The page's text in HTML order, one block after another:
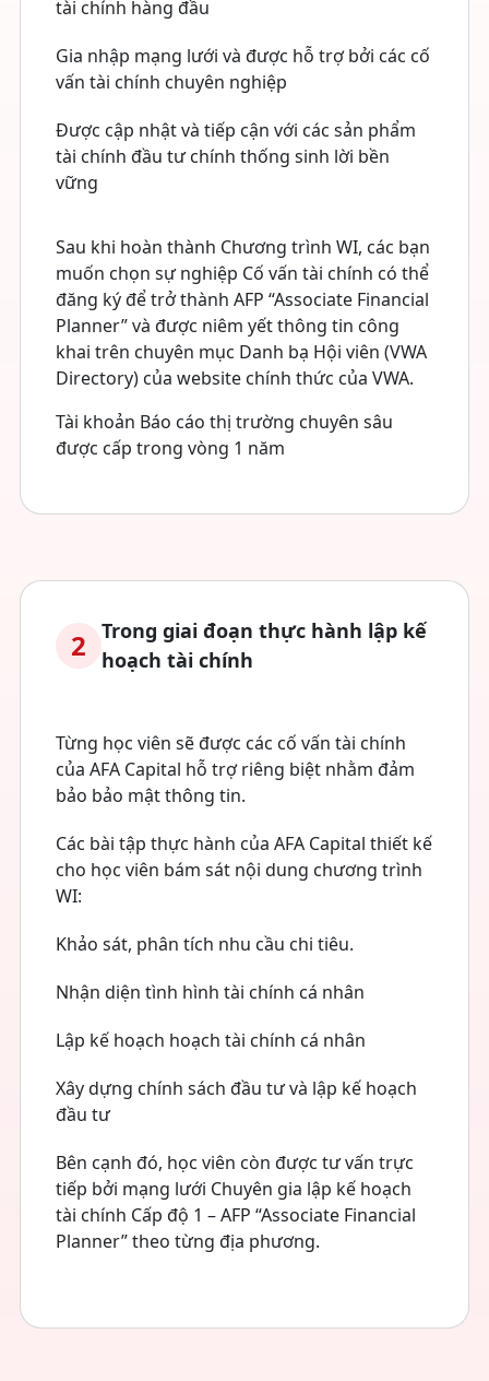
tài chính hàng đầu
Gia nhập mạng lưới và được hỗ trợ bởi các cố
vấn tài chính chuyên nghiệp
Được cập nhật và tiếp cận với các sản phẩm
tài chính đầu tư chính thống sinh lời bền
vững
Sau khi hoàn thành Chương trình WI, các bạn
muốn chọn sự nghiệp Cố vấn tài chính có thể
đăng ký để trở thành AFP “Associate Financial
Planner” và được niêm yết thông tin công
khai trên chuyên mục Danh bạ Hội viên (VWA
Directory) của website chính thức của VWA.
Tài khoản Báo cáo thị trường chuyên sâu
được cấp trong vòng 1 năm
2
Trong giai đoạn thực hành lập kế
hoạch tài chính
Từng học viên sẽ được các cố vấn tài chính
của AFA Capital hỗ trợ riêng biệt nhằm đảm
bảo bảo mật thông tin.
Các bài tập thực hành của AFA Capital thiết kế
cho học viên bám sát nội dung chương trình
WI:
Khảo sát, phân tích nhu cầu chi tiêu.
Nhận diện tình hình tài chính cá nhân
Lập kế hoạch hoạch tài chính cá nhân
Xây dựng chính sách đầu tư và lập kế hoạch
đầu tư
Bên cạnh đó, học viên còn được tư vấn trực
tiếp bởi mạng lưới Chuyên gia lập kế hoạch
tài chính Cấp độ 1 – AFP “Associate Financial
Planner” theo từng địa phương.